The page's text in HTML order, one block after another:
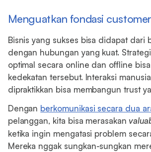
Menguatkan fondasi
Bisnis yang sukses bisa didapat dari
dengan hubungan yang kuat.
optimal secara online dan offline
kedekatan tersebut. Interaksi
dipraktikkan bisa membangun trust
Dengan berkomunikasi secara dua
pelanggan, kita bisa merasakan
ketika ingin mengatasi problem
Mereka nggak sungkan-sungkan